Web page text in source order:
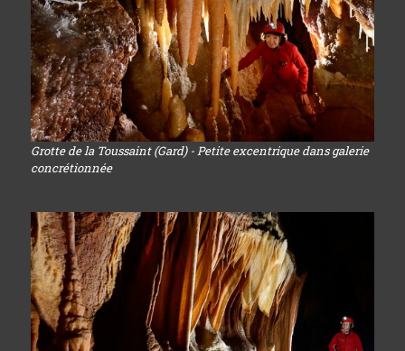
Grotte de la Toussaint (Gard) - Petite excentrique dans galerie
concrétionnée